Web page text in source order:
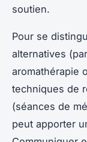
soutien.
Pour se
alternatives
aromathérapie
techniques de
(séances de
peut apporter